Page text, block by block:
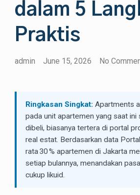
dalam 5
Praktis
admin June 15, 2026 No
Ringkasan Singkat: Apartments
pada unit apartemen yang saat ini
dibeli, biasanya tertera di portal
real estat. Berdasarkan data
rata 30 % apartemen di Jakarta
setiap bulannya, menandakan
cukup likuid.